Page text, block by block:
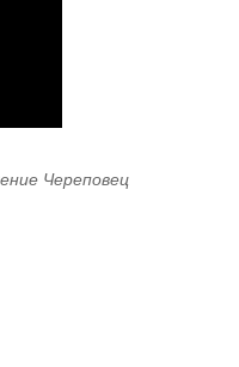
Череповец